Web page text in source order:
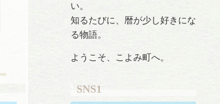
い。
知るたびに、暦が少し好きにな
る物語。
ようこそ、こよみ町へ。
SNS1